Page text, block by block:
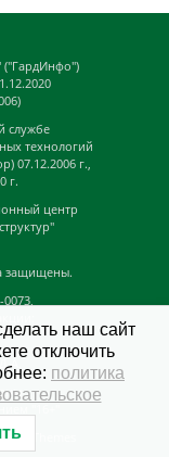
("ГардИнфо")
службе
технологий
07.12.2006 г.,
г.
центр
защищены.
Themes
наш сайт
отключить
политика